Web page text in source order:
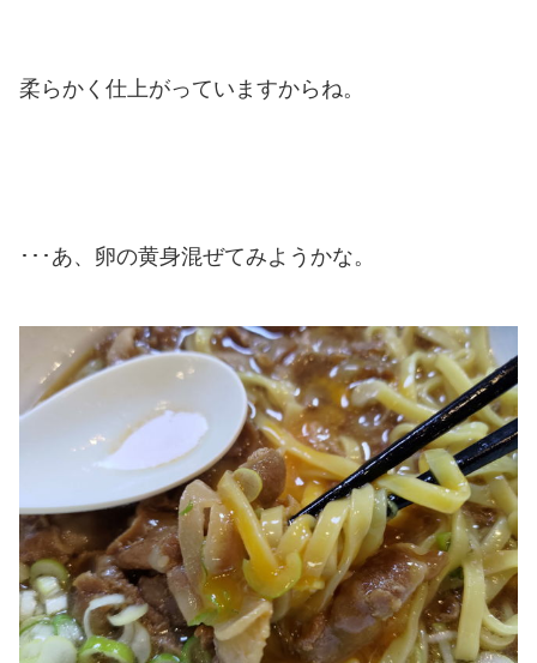
柔らかく仕上がっていますからね。
･･･あ、卵の黄身混ぜてみようかな。